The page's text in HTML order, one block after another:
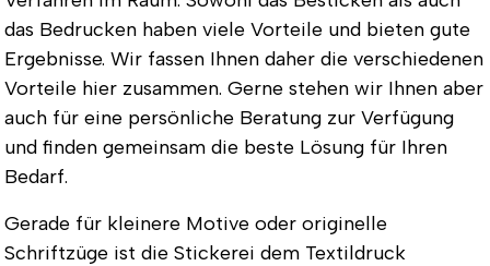
das Bedrucken haben viele Vorteile und bieten gute
Ergebnisse. Wir fassen Ihnen daher die verschiedenen
Vorteile hier zusammen. Gerne stehen wir Ihnen aber
auch für eine persönliche Beratung zur Verfügung
und finden gemeinsam die beste Lösung für Ihren
Bedarf.
Gerade für kleinere Motive oder originelle
Schriftzüge ist die Stickerei dem Textildruck